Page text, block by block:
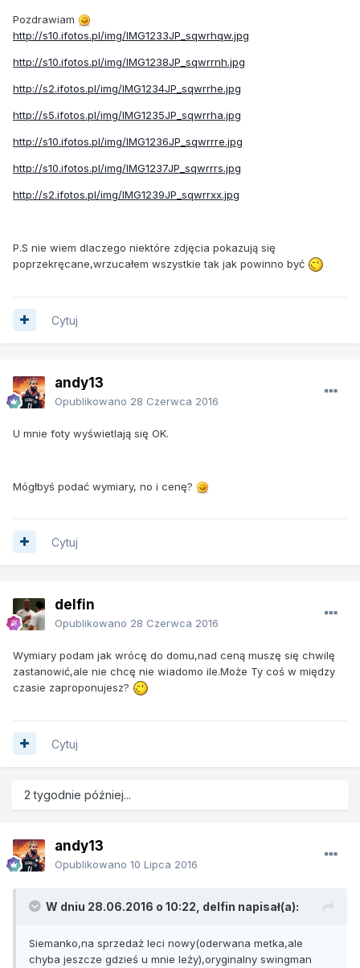
Pozdrawiam
http://s10.ifotos.pl/img/IMG1233JP_sqwrhqw.jpg
http://s10.ifotos.pl/img/IMG1238JP_sqwrrnh.jpg
http://s2.ifotos.pl/img/IMG1234JP_sqwrrhe.jpg
http://s5.ifotos.pl/img/IMG1235JP_sqwrrha.jpg
http://s10.ifotos.pl/img/IMG1236JP_sqwrrre.jpg
http://s10.ifotos.pl/img/IMG1237JP_sqwrrrs.jpg
http://s2.ifotos.pl/img/IMG1239JP_sqwrrxx.jpg
P.S nie wiem dlaczego niektóre zdjęcia pokazują się
poprzekręcane,wrzucałem wszystkie tak jak powinno być
Cytuj
andy13
Opublikowano 28 Czerwca 2016
U mnie foty wyświetlają się OK.
Mógłbyś podać wymiary, no i cenę?
Cytuj
delfin
Opublikowano 28 Czerwca 2016
Wymiary podam jak wrócę do domu,nad ceną muszę się chwilę
zastanowić,ale nie chcę nie wiadomo ile.Może Ty coś w między
czasie zaproponujesz?
Cytuj
2 tygodnie później...
andy13
Opublikowano 10 Lipca 2016
W dniu 28.06.2016 o 10:22, delfin napisał(a):
Siemanko,na sprzedaż leci nowy(oderwana metka,ale
chyba jeszcze gdzieś u mnie leży),oryginalny swingman